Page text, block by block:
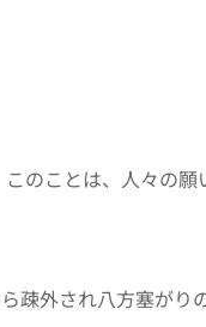
のことは、人々の願
疎外され八方塞がり